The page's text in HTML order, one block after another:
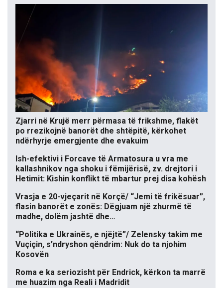
Zjarri në Krujë merr përmasa të frikshme, flakët
po rrezikojnë banorët dhe shtëpitë, kërkohet
ndërhyrje emergjente dhe evakuim
Ish-efektivi i Forcave të Armatosura u vra me
kallashnikov nga shoku i fëmijërisë, zv. drejtori i
Hetimit: Kishin konflikt të mbartur prej disa kohësh
Vrasja e 20-vjeçarit në Korçë/ “Jemi të frikësuar”,
flasin banorët e zonës: Dëgjuam një zhurmë të
madhe, dolëm jashtë dhe…
“Politika e Ukrainës, e njëjtë”/ Zelensky takim me
Vuçiçin, s’ndryshon qëndrim: Nuk do ta njohim
Kosovën
Roma e ka seriozisht për Endrick, kërkon ta marrë
me huazim nga Reali i Madridit